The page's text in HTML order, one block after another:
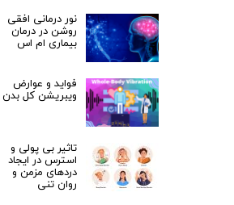
نور درمانی افقی
روشن در درمان
بیماری ام اس
فواید و عوارض
ویبریشن کل بدن
تاثیر بی پولی و
استرس در ایجاد
دردهای مزمن و
روان تنی